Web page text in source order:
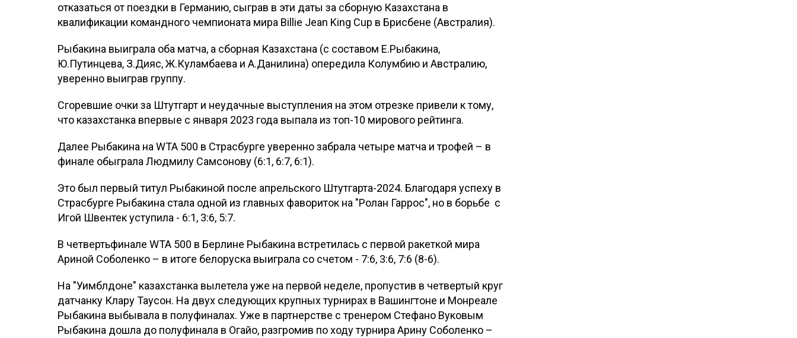
отказаться от поездки в Германию, сыграв в эти даты за сборную Казахстана в
квалификации командного чемпионата мира Billie Jean King Cup в Брисбене (Австралия).
Рыбакина выиграла оба матча, а сборная Казахстана (с составом Е.Рыбакина,
Ю.Путинцева, З.Дияс, Ж.Куламбаева и А.Данилина) опередила Колумбию и Австралию,
уверенно выиграв группу.
Сгоревшие очки за Штутгарт и неудачные выступления на этом отрезке привели к тому,
что казахстанка впервые с января 2023 года выпала из топ-10 мирового рейтинга.
Далее Рыбакина на WTA 500 в Страсбурге уверенно забрала четыре матча и трофей – в
финале обыграла Людмилу Самсонову (6:1, 6:7, 6:1).
Это был первый титул Рыбакиной после апрельского Штутгарта-2024. Благодаря успеху в
Страсбурге Рыбакина стала одной из главных фавориток на "Ролан Гаррос", но в борьбе с
Игой Швентек уступила - 6:1, 3:6, 5:7.
В четвертьфинале WTA 500 в Берлине Рыбакина встретилась с первой ракеткой мира
Ариной Соболенко – в итоге белоруска выиграла со счетом - 7:6, 3:6, 7:6 (8-6).
На "Уимблдоне" казахстанка вылетела уже на первой неделе, пропустив в четвертый круг
датчанку Клару Таусон. На двух следующих крупных турнирах в Вашингтоне и Монреале
Рыбакина выбывала в полуфиналах. Уже в партнерстве с тренером Стефано Вуковым
Рыбакина дошла до полуфинала в Огайо, разгромив по ходу турнира Арину Соболенко –